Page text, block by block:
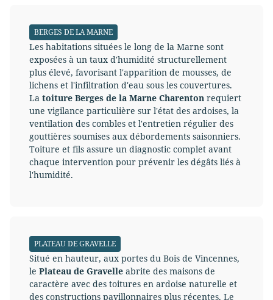
BERGES DE LA MARNE
Les habitations situées le long de la Marne sont
exposées à un taux d'humidité structurellement
plus élevé, favorisant l'apparition de mousses, de
lichens et l'infiltration d'eau sous les couvertures.
La toiture Berges de la Marne Charenton requiert
une vigilance particulière sur l'état des ardoises, la
ventilation des combles et l'entretien régulier des
gouttières soumises aux débordements saisonniers.
Toiture et fils assure un diagnostic complet avant
chaque intervention pour prévenir les dégâts liés à
l'humidité.
PLATEAU DE GRAVELLE
Situé en hauteur, aux portes du Bois de Vincennes,
le Plateau de Gravelle abrite des maisons de
caractère avec des toitures en ardoise naturelle et
des constructions pavillonnaires plus récentes. Le